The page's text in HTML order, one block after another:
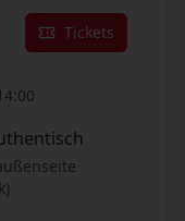
Tickets